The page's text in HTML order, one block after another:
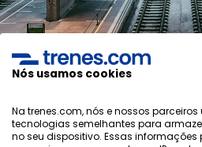
Nós usamos cookies
Na trenes.com, nós e nossos
tecnologias semelhantes para
no seu dispositivo. Essas